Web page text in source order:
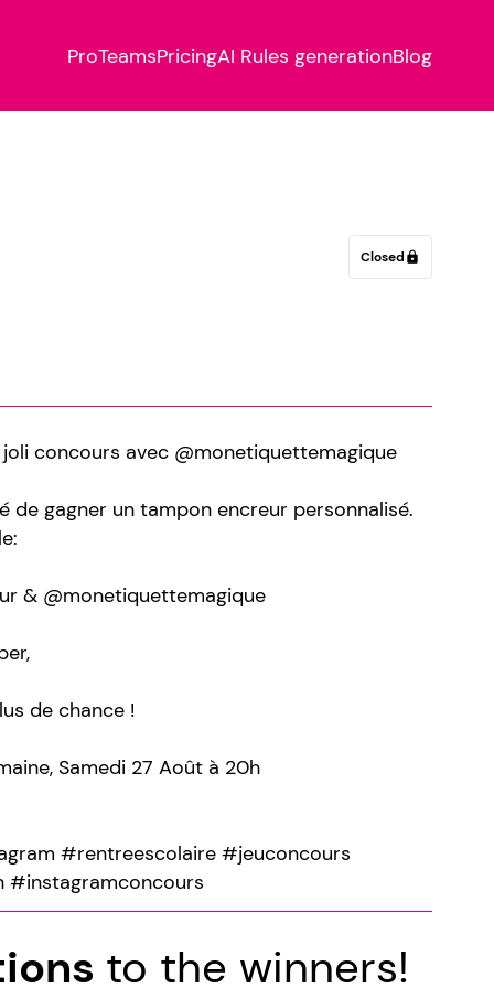
ProTeamsPricingAI Rules generationBlog
Closed lock
concours avec @monetiquettemagique
de gagner un tampon encreur personnalisé.
& @monetiquettemagique
de chance !
Samedi 27 Août à 20h
#rentreescolaire #jeuconcours
to the winners!